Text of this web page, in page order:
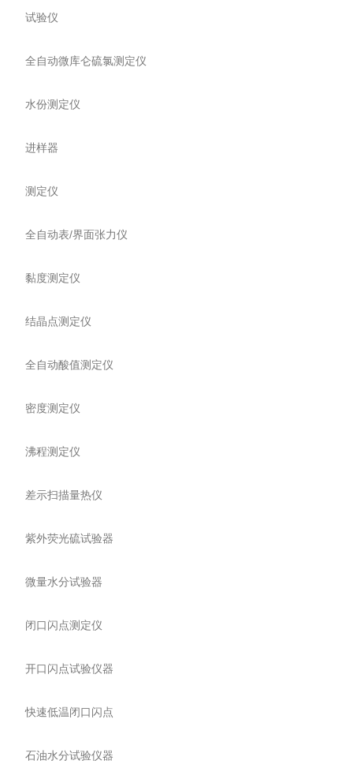
试验仪
全自动微库仑硫氯测定仪
水份测定仪
进样器
测定仪
全自动表/界面张力仪
黏度测定仪
结晶点测定仪
全自动酸值测定仪
密度测定仪
沸程测定仪
差示扫描量热仪
紫外荧光硫试验器
微量水分试验器
闭口闪点测定仪
开口闪点试验仪器
快速低温闭口闪点
石油水分试验仪器